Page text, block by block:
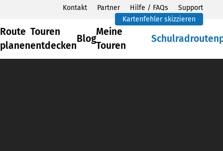
Kontakt Partner Hilfe / FAQs
Support
Kartenfehler skizzieren
Route
planen
Touren
entdecken
Blog
Meine
Touren